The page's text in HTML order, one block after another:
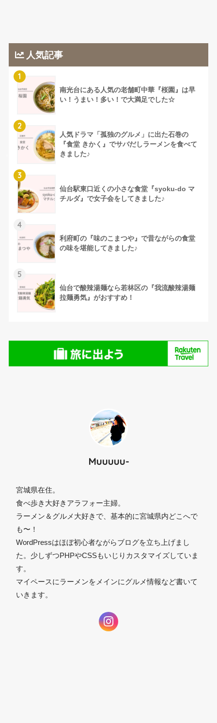
人気記事
1
南光台にある人気の老舗町中華『桜園』は早
い！うまい！多い！で大満足でした☆
2
人気ドラマ「孤独のグルメ」に出た石巻の
『食堂 きかく』でサバだしラーメンを食べて
きました♪
3
仙台駅東口近くの小さな食堂『syoku-do マ
チルダ』で女子会をしてきました♪
4
利府町の『味のこまつや』で昔ながらの食堂
の味を堪能してきました♪
5
仙台で酸辣湯麺なら若林区の『我流酸辣湯麺
拉麺勇気』がおすすめ！
Muuuuu-
宮城県在住。
食べ歩き大好きアラフォー主婦。
ラーメン＆グルメ大好きで、基本的に宮城県内どこへで
も〜！
WordPressはほぼ初心者ながらブログを立ち上げまし
た。少しずつPHPやCSSもいじりカスタマイズしていま
す。
マイペースにラーメンをメインにグルメ情報など書いて
いきます。